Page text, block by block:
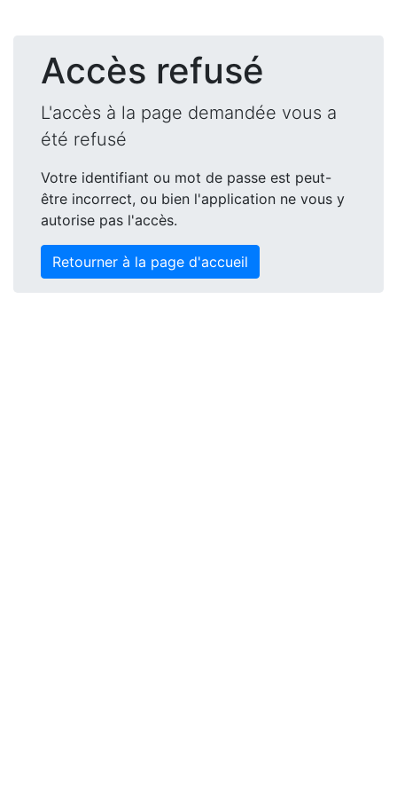
Accès refusé
L'accès à la page demandée vous a
été refusé
Votre identifiant ou mot de passe est peut-
être incorrect, ou bien l'application ne vous y
autorise pas l'accès.
Retourner à la page d'accueil